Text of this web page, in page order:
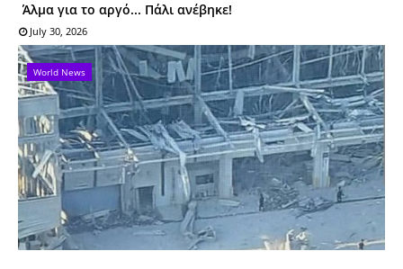
Άλμα για το αργό... Πάλι ανέβηκε!
July 30, 2026
World News